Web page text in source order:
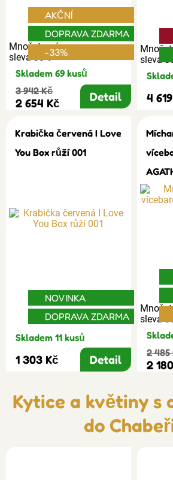
Množstevní
sleva 30%
AKČNÍ
DOPRAVA ZDARMA
-33%
Skladem 69 kusů
3 942 Kč
2 654 Kč Detail
sleva
4
Krabička červená I Love
You Box růží 001
NOVINKA
DOPRAVA ZDARMA
Skladem 11 kusů
1 303 Kč Detail
sleva
2 485
2
Kytice a květiny s
do